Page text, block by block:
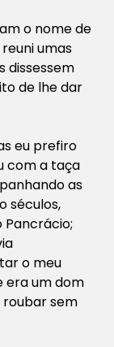
o nome de
umas
dissessem
de lhe dar
eu prefiro
com a taça
as
séculos,
o meu
era um dom
roubar sem